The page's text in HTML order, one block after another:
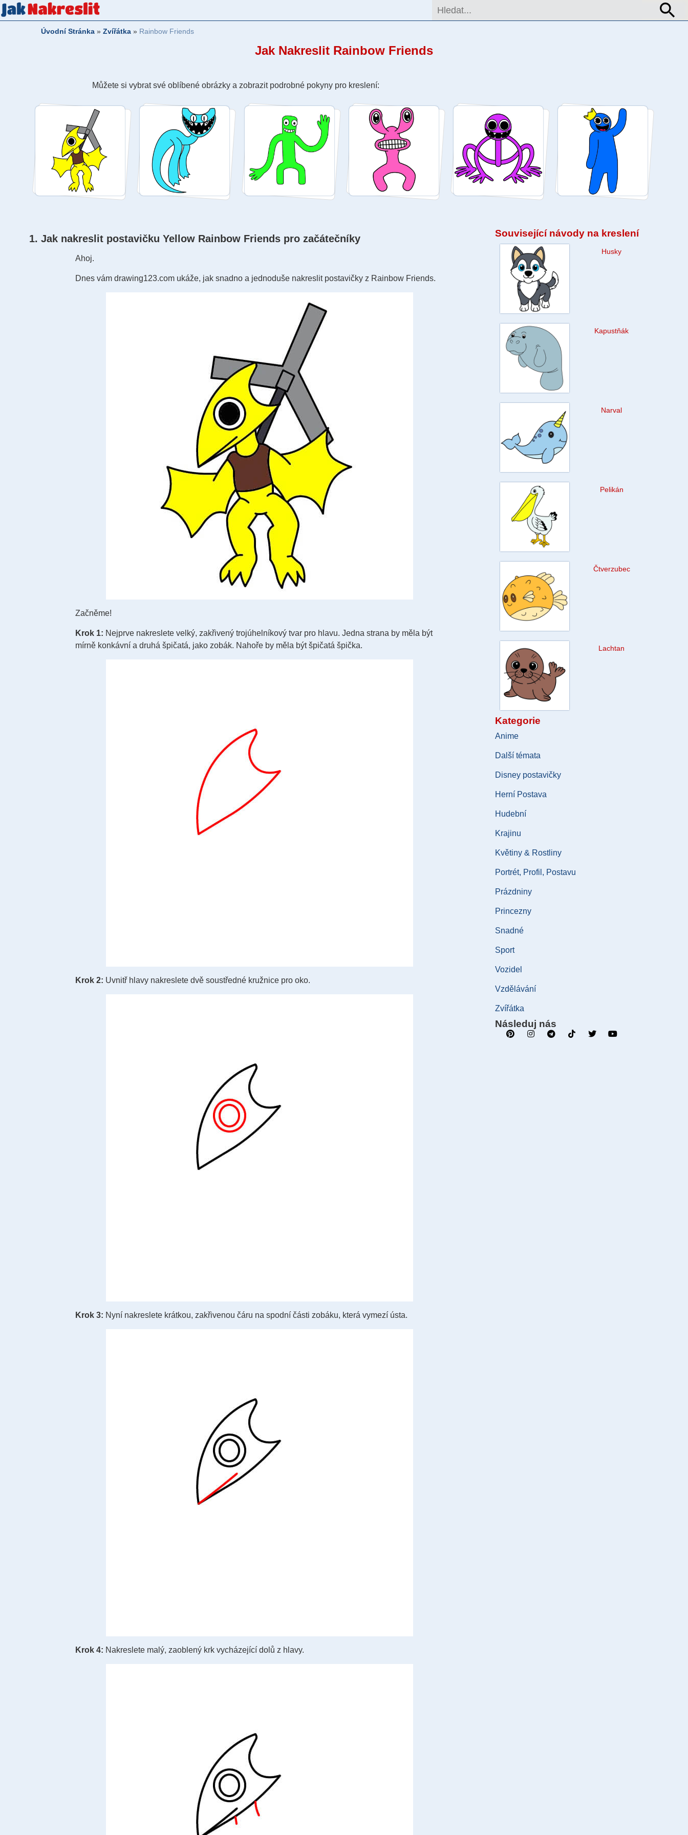
Úvodní Stránka » Zvířátka » Rainbow Friends
Jak Nakreslit Rainbow Friends
Můžete si vybrat své oblíbené obrázky a zobrazit podrobné pokyny pro kreslení:
1. Jak nakreslit postavičku Yellow Rainbow Friends pro začátečníky
Ahoj.
Dnes vám drawing123.com ukáže, jak snadno a jednoduše nakreslit postavičky z Rainbow Friends.
Začněme!
Krok 1: Nejprve nakreslete velký, zakřivený trojúhelníkový tvar pro hlavu. Jedna strana by měla být
mírně konkávní a druhá špičatá, jako zobák. Nahoře by měla být špičatá špička.
Krok 2: Uvnitř hlavy nakreslete dvě soustředné kružnice pro oko.
Krok 3: Nyní nakreslete krátkou, zakřivenou čáru na spodní části zobáku, která vymezí ústa.
Krok 4: Nakreslete malý, zaoblený krk vycházející dolů z hlavy.
Související návody na kreslení
Husky
Kapustňák
Narval
Pelikán
Čtverzubec
Lachtan
Kategorie
Anime
Další témata
Disney postavičky
Herní Postava
Hudební
Krajinu
Květiny & Rostliny
Portrét, Profil, Postavu
Prázdniny
Princezny
Snadné
Sport
Vozidel
Vzdělávání
Zvířátka
Následuj nás